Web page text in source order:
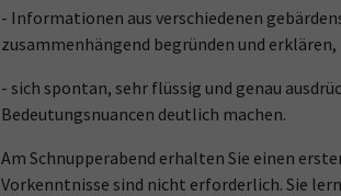
- Informationen aus verschiedenen
zusammenhängend begründen und erklären,
- sich spontan, sehr flüssig und genau
Bedeutungsnuancen deutlich machen.
Am Schnupperabend erhalten Sie einen
Vorkenntnisse sind nicht erforderlich. Sie